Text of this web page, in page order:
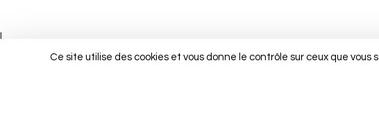
|
Mentions légales et conformité
Ce site utilise des cookies et vous donne le contrôle sur ceux que vous